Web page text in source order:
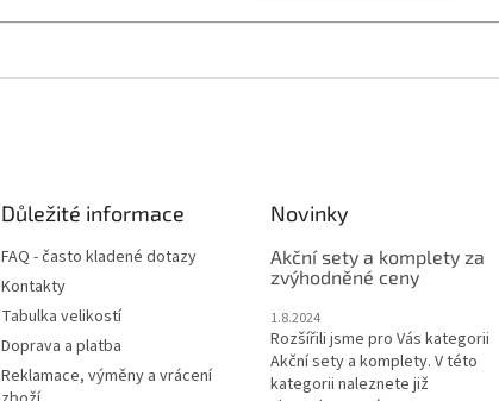
Důležité informace
FAQ - často kladené dotazy
Kontakty
Tabulka velikostí
Doprava a platba
Reklamace, výměny a vrácení
Novinky
Akční sety a komplety za
zvýhodněné ceny
1.8.2024
Rozšířili jsme pro Vás kategorii
Akční sety a komplety. V této
kategorii naleznete již